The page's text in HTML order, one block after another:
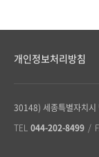
개인정보처리방침
30148) 세종특별자치시
TEL 044-202-8499 /